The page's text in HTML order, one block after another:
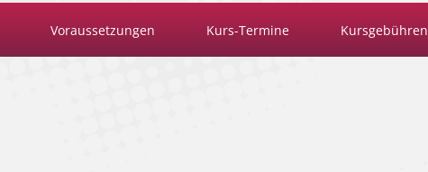
Voraussetzungen Kurs-Termine Kursgebühren